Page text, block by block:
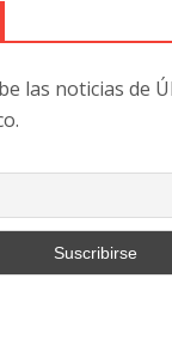
las noticias de